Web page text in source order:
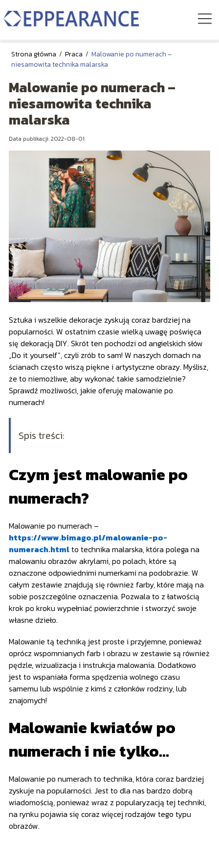
Strona główna / Praca / Malowanie po numerach –
niesamowita technika malarska
Malowanie po numerach –
niesamowita technika
malarska
Data publikacji: 2022-08-01
Sztuka i wszelkie dekoracje zyskują coraz bardziej na
popularności. W ostatnim czasie wielką uwagę poświęca
się dekoracją DIY. Skrót ten pochodzi od angielskich słów
„Do it yourself”, czyli zrób to sam! W naszych domach na
ścianach często wiszą piękne i artystyczne obrazy. Myślisz,
że to niemożliwe, aby wykonać takie samodzielnie?
Sprawdź możliwości, jakie oferuję malowanie po
numerach!
Spis treści:
Czym jest malowanie po
numerach?
Malowanie po numerach –
https://www.bimago.pl/malowanie-po-
numerach.htmlto technika malarska, która polega na
malowaniu obrazów akrylami, po polach, które są
oznaczone odpowiednimi numerkami na podobrazie. W
całym zestawie znajdują się również farby, które mają na
sobie poszczególne oznaczenia. Pozwala to z łatwością
krok po kroku wypełniać powierzchnie i stworzyć swoje
własne dzieło.
Malowanie tą techniką jest proste i przyjemne, ponieważ
oprócz wspomnianych farb i obrazu w zestawie są również
pędzle, wizualizacja i instrukcja malowania. Dodatkowo
jest to wspaniała forma spędzenia wolnego czasu
samemu lub wspólnie z kimś z członków rodziny, lub
znajomych!
Malowanie kwiatów po
numerach i nie tylko…
Malowanie po numerach to technika, która coraz bardziej
zyskuje na popularności. Jest to dla nas bardzo dobrą
wiadomością, ponieważ wraz z popularyzacją tej techniki,
na rynku pojawia się coraz więcej rodzajów tego typu
obrazów.